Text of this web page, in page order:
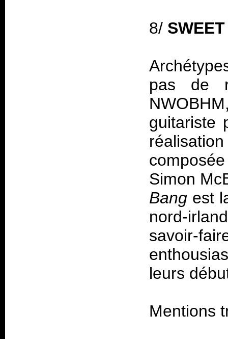
8/
pas de
guitariste
Simon
Bangest
nord-
leurs
Mentions